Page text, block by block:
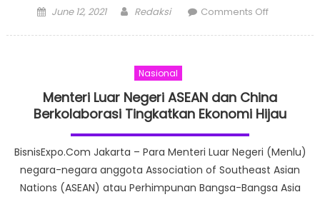
Posted
June 12, 2021 Author
Redaksi Comments Offon
Digitalisasi
Ekonomi
UMKM
Nasional
Menteri Luar Negeri ASEAN dan China
Berkolaborasi Tingkatkan Ekonomi Hijau
BisnisExpo.Com Jakarta – Para Menteri Luar Negeri (Menlu)
negara-negara anggota Association of Southeast Asian
Nations (ASEAN) atau Perhimpunan Bangsa-Bangsa Asia